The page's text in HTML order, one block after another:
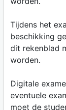
Tijdens het
beschikking
dit rekenblad
worden.
Digitale
eventuele
moet de